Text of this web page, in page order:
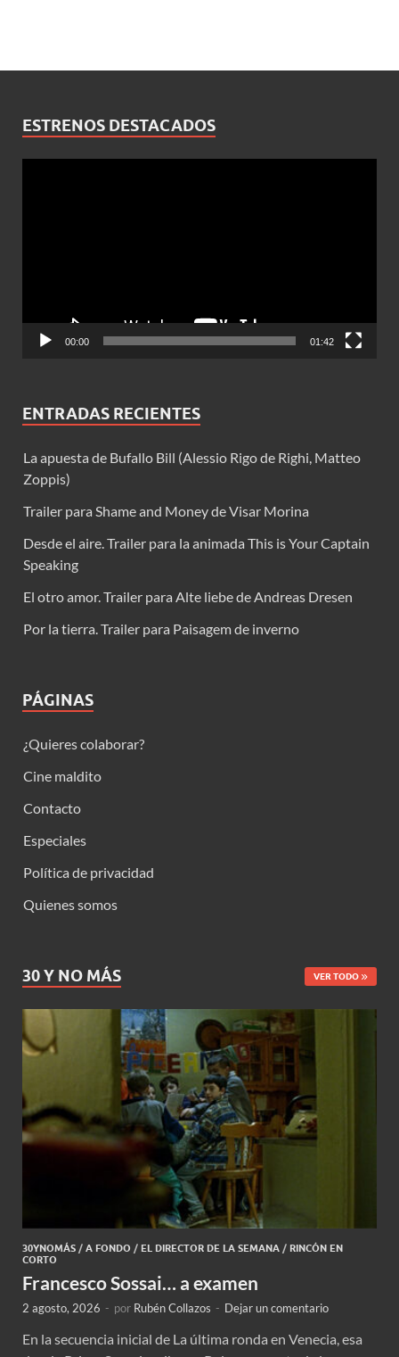
ESTRENOS DESTACADOS
00:00 01:42
ENTRADAS RECIENTES
La apuesta de Bufallo Bill (Alessio Rigo de Righi, Matteo
Zoppis)
Trailer para Shame and Money de Visar Morina
Desde el aire. Trailer para la animada This is Your Captain
Speaking
El otro amor. Trailer para Alte liebe de Andreas Dresen
Por la tierra. Trailer para Paisagem de inverno
PÁGINAS
¿Quieres colaborar?
Cine maldito
Contacto
Especiales
Política de privacidad
Quienes somos
30 Y NO MÁS VER TODO
30YNOMÁS / A FONDO / EL DIRECTOR DE LA SEMANA / RINCÓN EN
CORTO
Francesco Sossai… a examen
2 agosto, 2026 - por Rubén Collazos - Dejar un comentario
En la secuencia inicial de La última ronda en Venecia, esa